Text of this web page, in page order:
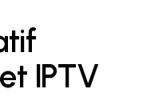
IPTV